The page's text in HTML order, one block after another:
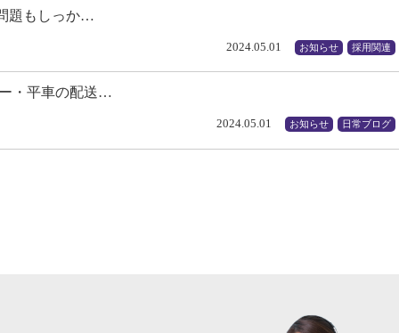
題もしっか…
2024.05.01 お知らせ 採用関連
・平車の配送…
2024.05.01 お知らせ 日常ブログ